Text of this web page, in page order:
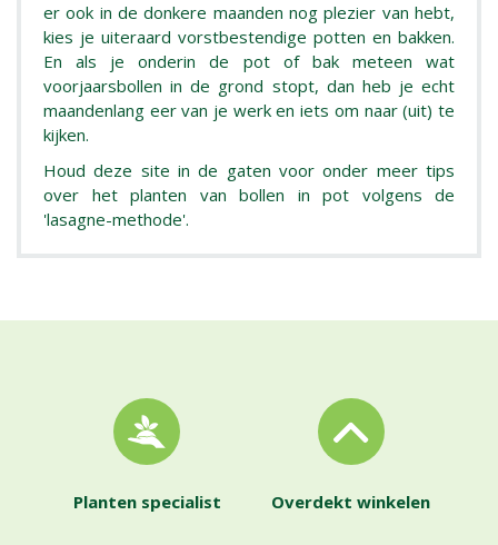
er ook in de donkere maanden nog plezier van hebt,
kies je uiteraard vorstbestendige potten en bakken.
En als je onderin de pot of bak meteen wat
voorjaarsbollen in de grond stopt, dan heb je echt
maandenlang eer van je werk en iets om naar (uit) te
kijken.
Houd deze site in de gaten voor onder meer tips
over het planten van bollen in pot volgens de
'lasagne-methode'.
Planten specialist Overdekt winkelen